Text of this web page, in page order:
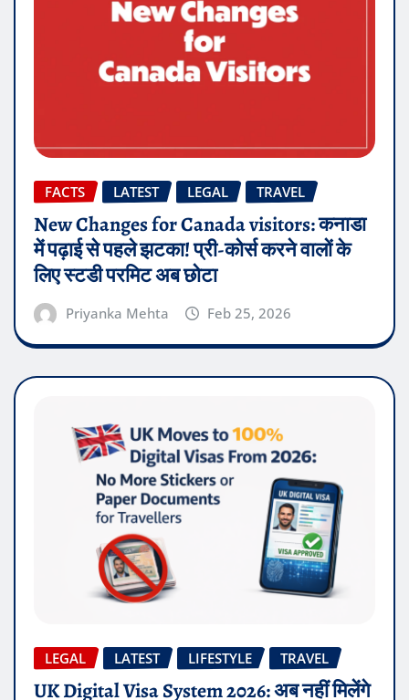
FACTS LATEST LEGAL TRAVEL
New Changes for Canada visitors: कनाडा
में पढ़ाई से पहले झटका! प्री-कोर्स करने वालों के
लिए स्टडी परमिट अब छोटा
Priyanka Mehta Feb 25, 2026
LEGAL LATEST LIFESTYLE TRAVEL
UK Digital Visa System 2026: अब नहीं मिलेंगे